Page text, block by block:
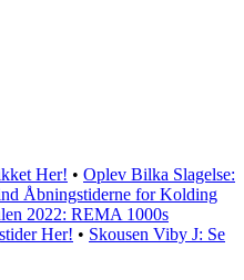
Her! • Oplev Bilka Slagelse:
Åbningstiderne for Kolding
2022: REMA 1000s
Her! • Skousen Viby J: Se